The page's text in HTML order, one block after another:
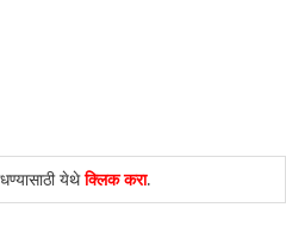
येथेक्लिक करा.